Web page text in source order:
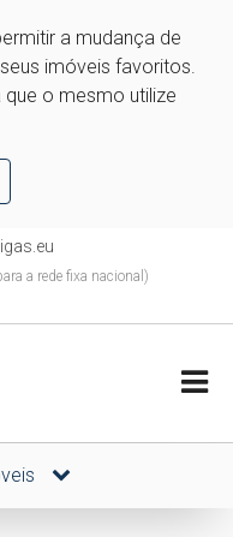
a mudança de
imóveis favoritos.
o mesmo utilize
a rede fixa nacional)